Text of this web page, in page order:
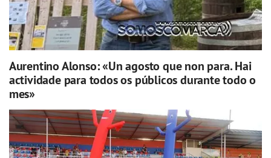
Aurentino Alonso: «Un agosto que non para. Hai
actividade para todos os públicos durante todo o
mes»